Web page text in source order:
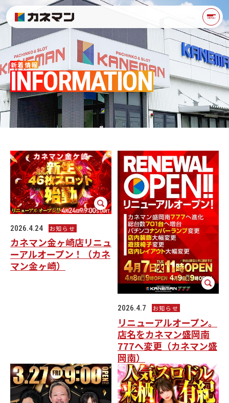
新着情報 | 2ページ目 (8MENU
新着情報
INFORMATION
2026.4.24 お知らせ
カネマン金ヶ崎店リニュ
ーアルオープン！（カネ
マン金ヶ崎）
2026.4.7 お知らせ
リニューアルオープン。
店名をカネマン盛岡南
777へ変更（カネマン盛
岡南）